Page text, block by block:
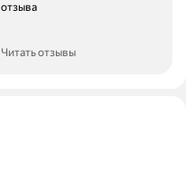
отзыва
Читать отзывы